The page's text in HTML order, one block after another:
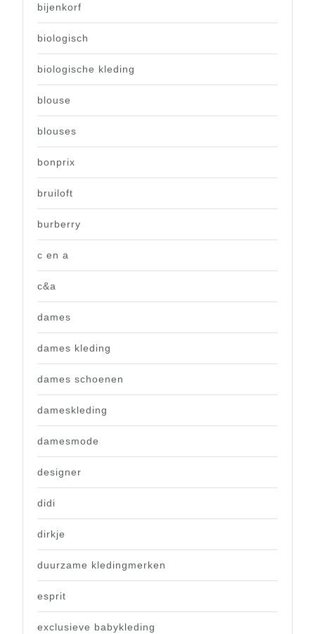
bijenkorf
biologisch
biologische kleding
blouse
blouses
bonprix
bruiloft
burberry
c en a
c&a
dames
dames kleding
dames schoenen
dameskleding
damesmode
designer
didi
dirkje
duurzame kledingmerken
esprit
exclusieve babykleding